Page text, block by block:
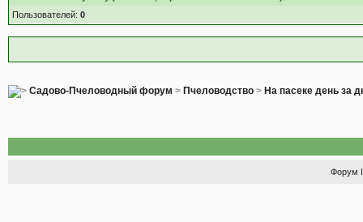
Пользователей: 0
Садово-Пчеловодный форум > Пчеловодство> На пасеке день за
Форум